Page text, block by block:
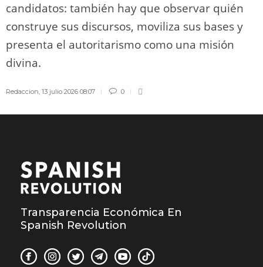
candidatos: también hay que observar quién
construye sus discursos, moviliza sus bases y
presenta el autoritarismo como una misión
divina.
Redaccion, 13 julio 2026 08:07 0
Transparencia Económica En
Spanish Revolution